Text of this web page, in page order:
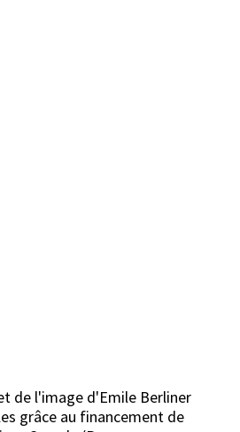
de l'image d'Emile Berliner
grâce au financement de